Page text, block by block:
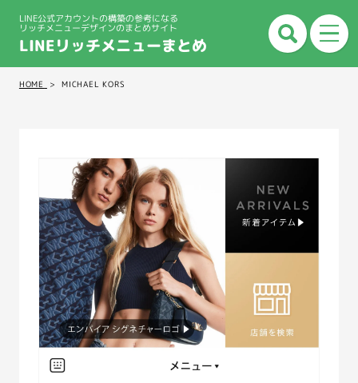
LINE公式アカウントの構築の参考になる
リッチメニューデザインのまとめサイト
LINEリッチメニューまとめ
HOME MICHAEL KORS